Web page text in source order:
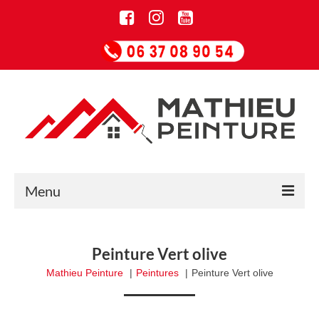
Menu
InformationsPeinture Vert olive
Mathieu Peinture Peintures Peinture Vert olive